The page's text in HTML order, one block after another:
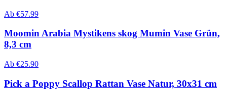
Ab €57.99
Moomin Arabia Mystikens skog Mumin Vase Grün,
8,3 cm
Ab €25.90
Pick a Poppy Scallop Rattan Vase Natur, 30x31 cm